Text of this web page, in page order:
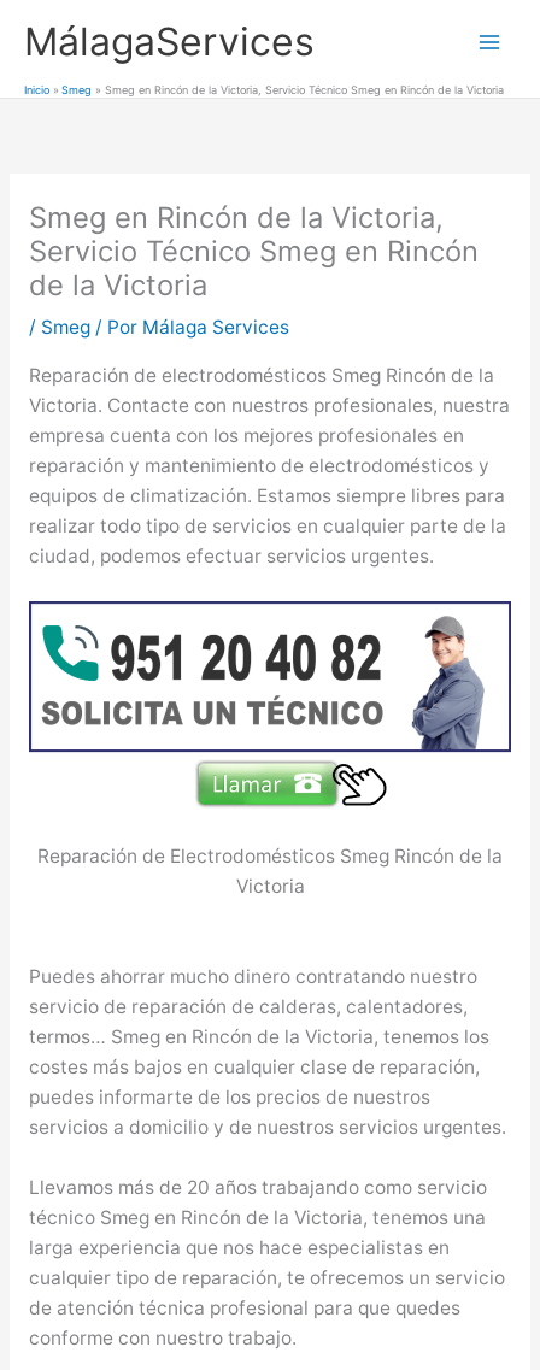
MálagaServices
Inicio Smeg Smeg en Rincón de la Victoria, Servicio Técnico Smeg en Rincón de la Victoria
Smeg en Rincón de la Victoria,
Servicio Técnico Smeg en Rincón
de la Victoria
/ Smeg/ Por Málaga Services
Reparación de electrodomésticos Smeg Rincón de la
Victoria. Contacte con nuestros profesionales, nuestra
empresa cuenta con los mejores profesionales en
reparación y mantenimiento de electrodomésticos y
equipos de climatización. Estamos siempre libres para
realizar todo tipo de servicios en cualquier parte de la
ciudad, podemos efectuar servicios urgentes.
Reparación de Electrodomésticos Smeg Rincón de la
Victoria
Puedes ahorrar mucho dinero contratando nuestro
servicio de reparación de calderas, calentadores,
termos… Smeg en Rincón de la Victoria, tenemos los
costes más bajos en cualquier clase de reparación,
puedes informarte de los precios de nuestros
servicios a domicilio y de nuestros servicios urgentes.
Llevamos más de 20 años trabajando como servicio
técnico Smeg en Rincón de la Victoria, tenemos una
larga experiencia que nos hace especialistas en
cualquier tipo de reparación, te ofrecemos un servicio
de atención técnica profesional para que quedes
conforme con nuestro trabajo.